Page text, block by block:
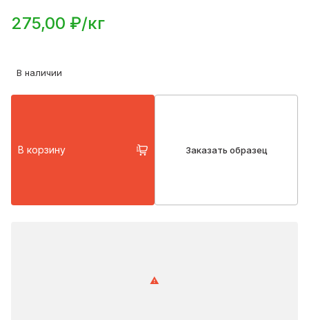
275,00 ₽/кг
В наличии
В корзину Заказать образец